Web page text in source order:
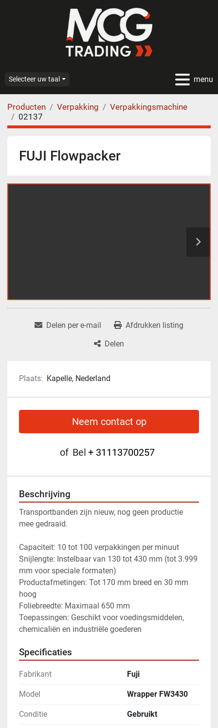
menu
Selecteer uw taal
Producten Verpakking
Verpakkingsmachine
02137
FUJI Flowpacker
Delen per e-mail
Afdrukken listing
Delen
Plaats: Kapelle, Nederland
Neem contact op
of Bel + 31113700257
Beschrijving
Transportbanden zijn nieuw, nog geen productie
mee gedraaid.
Capaciteit: 10 tot 100 verpakkingen per minuut
Snijlengte: Instelbaar van 130 tot 430 mm (tot 3.999
mm voor speciale formaten)
Productafmetingen: Tot 170 mm breed en 30 mm
hoog
Foliebreedte: Maximaal 650 mm
Toepassingen: Geschikt voor voedingsmiddelen,
chemicaliën en industriële goederen
Specificaties
Fabrikant Fuji
Model Wrapper FW3430
Conditie Gebruikt